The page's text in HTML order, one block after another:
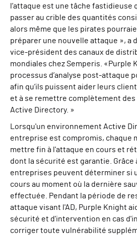
l’attaque est une tâche fastidieuse
passer au crible des quantités
alors même que les pirates
préparer une nouvelle attaque », a
vice-président des canaux de
mondiales chez Semperis. «Purple
processus d’analyse post-attaque
afin qu’ils puissent aider leurs
et à se remettre complètement
Active Directory. »
Lorsqu'un environnement Active
entreprise est compromis, chaque
mettre fin à l'attaque en cours et
dont la sécurité est garantie. Grâce
entreprises peuvent déterminer si
cours au moment où la dernière
effectuée. Pendant la période de
attaque visant l'AD, Purple Knight
sécurité et d'intervention en cas
corriger toute vulnérabilité